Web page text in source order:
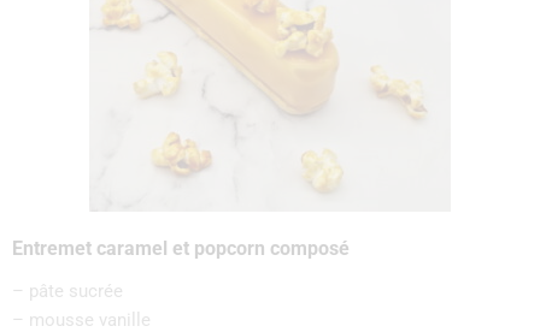
Entremet caramel et popcorn composé
– pâte sucrée
– mousse vanille